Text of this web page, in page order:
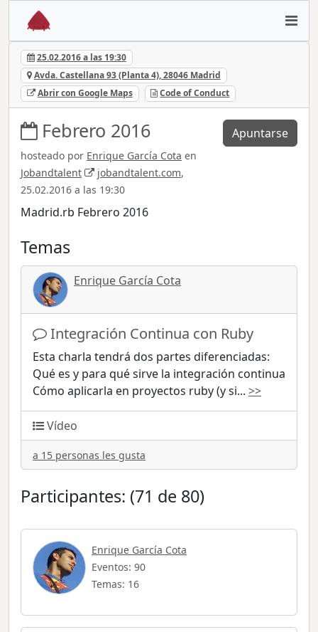
25.02.2016 a las 19:30
Avda. Castellana 93 (Planta 4), 28046 Madrid
Abrir con Google Maps
Code of Conduct
Febrero 2016
hosteado por Enrique García Cota en
Jobandtalent
jobandtalent.com,
25.02.2016 a las 19:30
Apuntarse
Madrid.rb Febrero 2016
Temas
Enrique García Cota
Integración Continua con Ruby
Esta charla tendrá dos partes diferenciadas:
Qué es y para qué sirve la integración continua
Cómo aplicarla en proyectos ruby (y si... >>
Vídeo
a 15 personas les gusta
Participantes: (71 de 80)
Enrique García Cota
Eventos: 90
Temas: 16